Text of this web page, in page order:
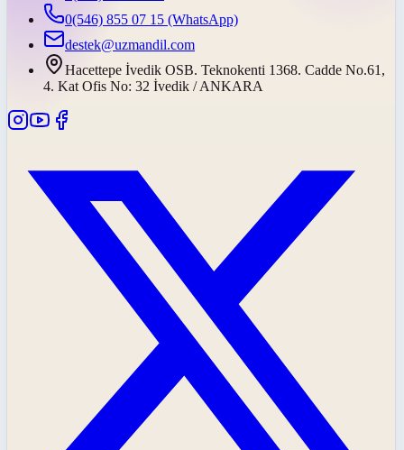
0(546) 855 07 15 (WhatsApp)
destek@uzmandil.com
Hacettepe İvedik OSB. Teknokenti 1368. Cadde No.61,
4. Kat Ofis No: 32 İvedik / ANKARA